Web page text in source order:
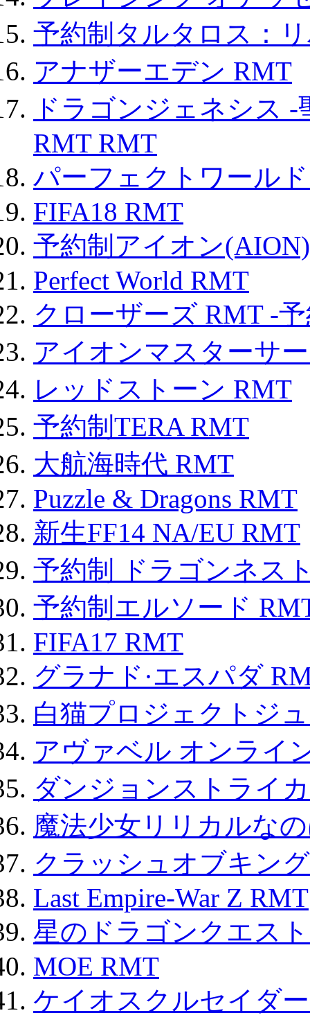
予約制タルタロス：
アナザーエデン RMT
ドラゴンジェネシス
RMT RMT
パーフェクトワール
FIFA18 RMT
予約制アイオン
Perfect World RMT
クローザーズ RMT -
アイオンマスターサ
レッドストーン RMT
予約制TERA RMT
大航海時代 RMT
Puzzle & Dragons RMT
新生FF14 NA/EU RMT
予約制 ドラゴンネス
予約制エルソード
FIFA17 RMT
グラナド·エスパダ
白猫プロジェクトジ
アヴァベル オンライ
ダンジョンストライ
魔法少女リリカルな
クラッシュオブキン
Last Empire-War Z RMT
星のドラゴンクエス
MOE RMT
ケイオスクルセイダ